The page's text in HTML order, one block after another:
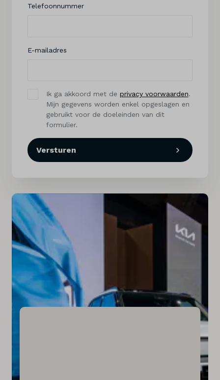
Telefoonnummer
E-mailadres
Ik ga akkoord met de privacy voorwaarden.
Mijn gegevens worden enkel opgeslagen en
gebruikt voor de doeleinden van dit
formulier.
Versturen